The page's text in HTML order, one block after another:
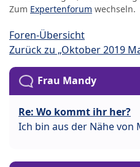
Zum Expertenforum wechseln.
Foren-Übersicht
Zurück zu „Oktober 2019
Frau Mandy
Re: Wo kommt ihr her?
Ich bin aus der Nähe von